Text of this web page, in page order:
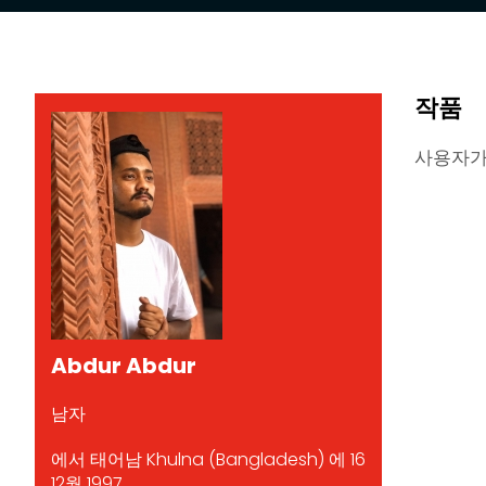
Abdur Abdur
남자
에서 태어남 Khulna (Bangladesh) 에 16
작품
사용자